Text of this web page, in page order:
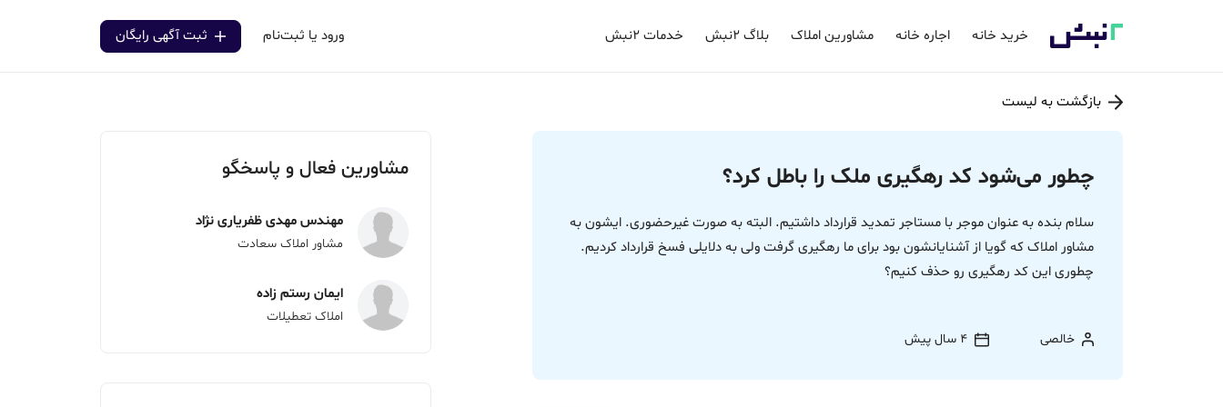
خرید خانه اجاره خانه مشاورین املاک بلاگ ۲نبش خدمات ۲نبش ورود یا ثبت‌نام ثبت آگهی رایگان
بازگشت به لیست
چطور می‌شود کد رهگیری ملک را باطل کرد؟
سلام بنده به عنوان موجر با مستاجر تمدید قرارداد داشتیم. البته به صورت غیرحضوری. ایشون به
مشاور املاک که گویا از آشنایانشون بود برای ما رهگیری گرفت ولی به دلایلی فسخ قرارداد کردیم.
چطوری این کد رهگیری رو حذف کنیم؟
خالصی 4 سال پیش
مشاورین فعال و پاسخگو
مهندس مهدی ظفریاری نژاد
مشاور املاک سعادت
ایمان رستم زاده
املاک تعطیلات